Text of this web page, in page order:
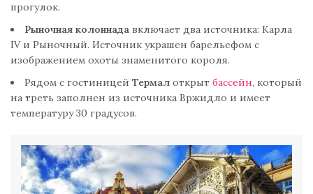
прогулок.
Рыночная колоннада включает два источника: Карла
IV и Рыночный. Источник украшен барельефом с
изображением охоты знаменитого короля.
Рядом с гостиницей Термал открыт бассейн, который
на треть заполнен из источника Вржидло и имеет
температуру 30 градусов.